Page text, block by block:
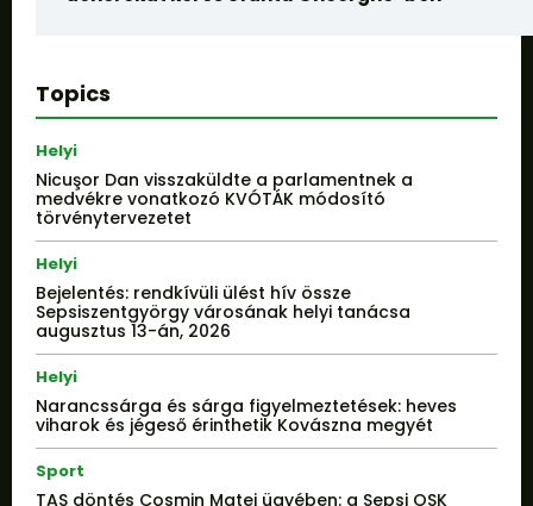
Topics
Helyi
Nicuşor Dan visszaküldte a parlamentnek a
medvékre vonatkozó KVÓTÁK módosító
törvénytervezetet
Helyi
Bejelentés: rendkívüli ülést hív össze
Sepsiszentgyörgy városának helyi tanácsa
augusztus 13-án, 2026
Helyi
Narancssárga és sárga figyelmeztetések: heves
viharok és jégeső érinthetik Kovászna megyét
Sport
TAS döntés Cosmin Matei ügyében: a Sepsi OSK